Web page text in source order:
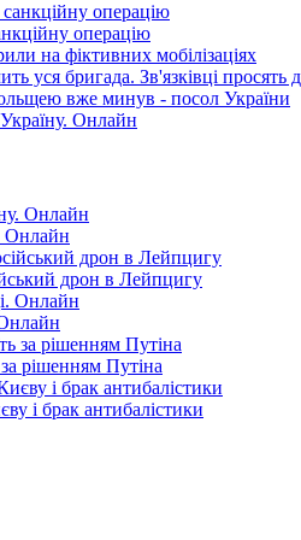
операцію
на фіктивних мобілізаціях
уся бригада. Зв'язківці просять
вже минув - посол України
Онлайн
Онлайн
дрон в Лейпцигу
рішенням Путіна
і брак антибалістики